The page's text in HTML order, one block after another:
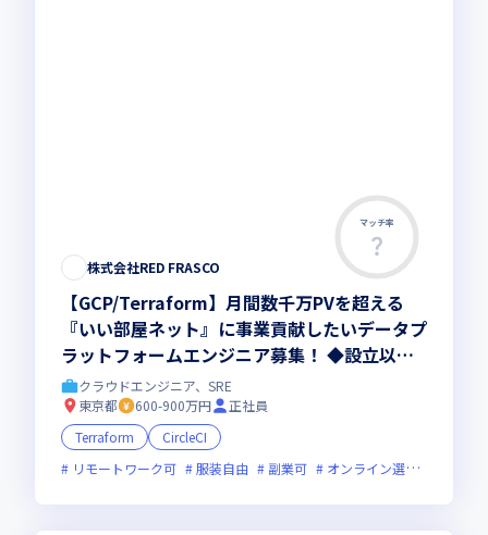
マッチ率
株式会社RED FRASCO
【GCP/Terraform】月間数千万PVを超える
『いい部屋ネット』に事業貢献したいデータプ
ラットフォームエンジニア募集！ ◆設立以
来、黒字成長 ◆フレックス ◆年間休日125日
以上 ◆リモートワーク相談可 ◆残業月10h程
度 ◆副業可
クラウドエンジニア、SRE
東京都
600-900万円
正社員
Terraform
CircleCI
リモートワーク可
服装自由 副業可 オンライン選考可